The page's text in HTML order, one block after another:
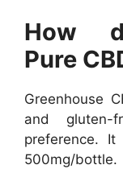
How
Pure
Greenhouse
and
preference.
500mg/